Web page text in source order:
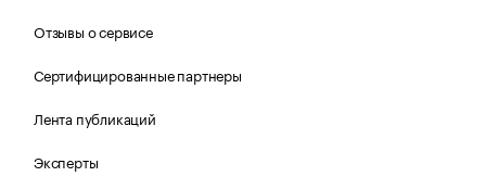
Отзывы о сервисе
Сертифицированные партнеры
Лента публикаций
Эксперты